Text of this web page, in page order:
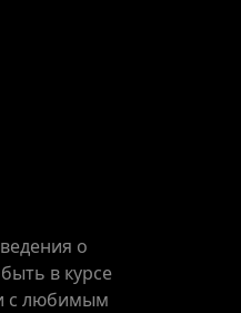
о
в курсе
с любимым